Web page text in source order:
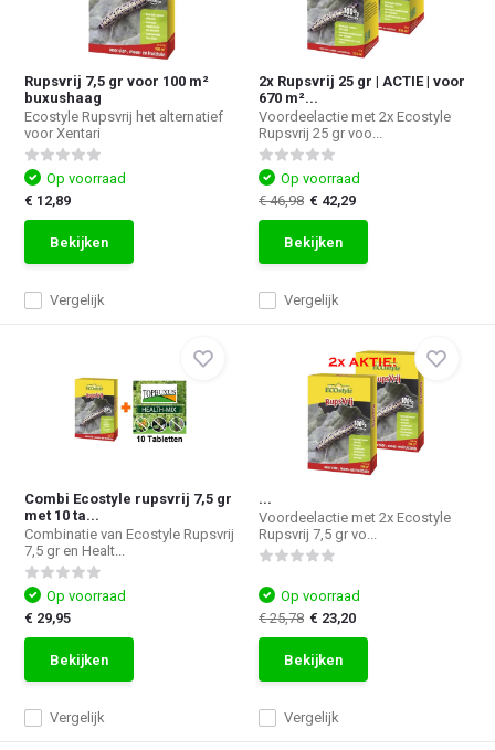
Rupsvrij 7,5 gr voor 100 m²
buxushaag
Ecostyle Rupsvrij het alternatief
voor Xentari
Vergelijk
Op voorraad
€ 12,89
Bekijken
2x Rupsvrij 25 gr | ACTIE | voor
670 m²...
Voordeelactie met 2x Ecostyle
Rupsvrij 25 gr voo...
Vergelijk
Op voorraad
€ 46,98 € 42,29
Bekijken
Combi Ecostyle rupsvrij 7,5 gr
met 10 ta...
Combinatie van Ecostyle Rupsvrij
7,5 gr en Healt...
Vergelijk
Op voorraad
€ 29,95
Bekijken
...
Voordeelactie met 2x Ecostyle
Rupsvrij 7,5 gr vo...
Vergelijk
Op voorraad
€ 25,78 € 23,20
Bekijken